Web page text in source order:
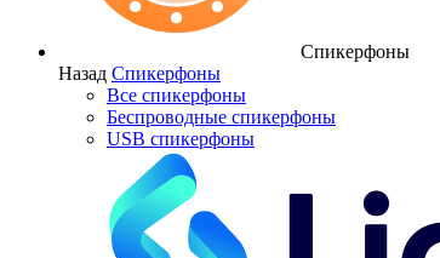
Спикерфоны
Назад Спикерфоны
Все спикерфоны
Беспроводные спикерфоны
USB спикерфоны